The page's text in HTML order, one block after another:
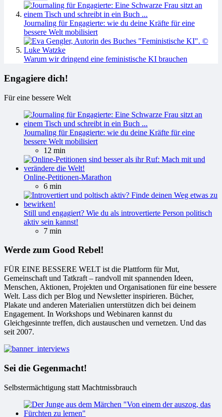
Journaling für Engagierte: wie du deine Kräfte für eine
bessere Welt mobilisiert
Warum wir dringend eine feministische KI brauchen
Engagiere dich!
Für eine bessere Welt
Journaling für Engagierte: wie du deine Kräfte für eine
bessere Welt mobilisiert
12 min
Online-Petitionen-Marathon
6 min
Still und engagiert? Wie du als introvertierte Person politisch
aktiv sein kannst!
7 min
Werde zum Good Rebel!
FÜR EINE BESSERE WELT ist die Plattform für Mut,
Gemeinschaft und Tatkraft – randvoll mit spannenden Ideen,
Menschen, Aktionen, Projekten und Organisationen für eine bessere
Welt. Lass dich per Blog und Newsletter inspirieren. Bücher,
Plakate und anderen Materialien unterstützen dich bei deinem
Engagement. In Workshops und Webinaren kannst du
Gleichgesinnte treffen, dich austauschen und vernetzen. Und das
seit 2007.
Sei die Gegenmacht!
Selbstermächtigung statt Machtmissbrauch